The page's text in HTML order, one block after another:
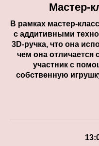
Мастер-
В рамках мастер-
с аддитивными
3D-ручка, что она
чем она
участник с
собственную